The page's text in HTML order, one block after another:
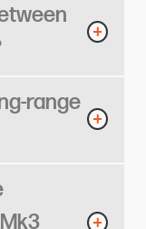
range